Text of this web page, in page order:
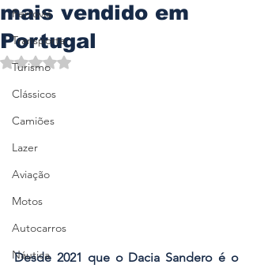
Ferrovia
Transporte
Turismo
Clássicos
Camiões
Lazer
Aviação
Motos
Autocarros
Náutica
mais vendido em
Portugal
Avaliado com NaN de 5 estrelas.
Desde 2021 que o Dacia Sandero é o